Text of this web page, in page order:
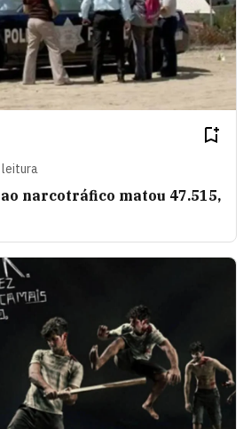
leitura
narcotráfico matou 47.515,